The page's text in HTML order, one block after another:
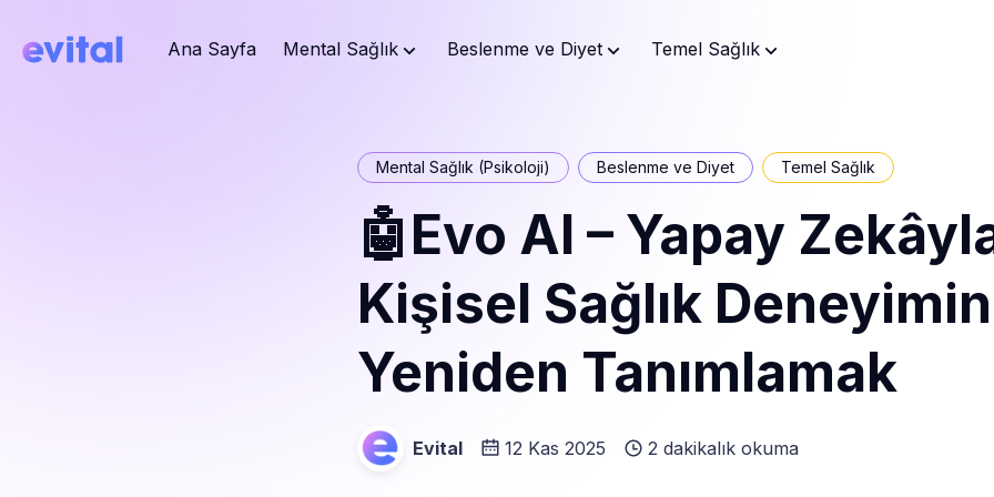
Ana Sayfa Mental Sağlık Beslenme ve Diyet Temel Sağlık
Mental Sağlık (Psikoloji) Beslenme ve Diyet Temel Sağlık
🤖Evo AI – Yapay
Kişisel Sağlık
Yeniden Tanımlamak
Evital 12 Kas 2025 2 dakikalık okuma